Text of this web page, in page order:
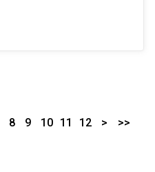
8 9 10 11 12 > >>